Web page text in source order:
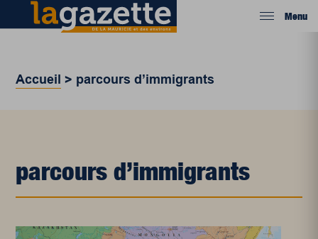
Menu
Accueil > parcours d’immigrants
parcours d’immigrants